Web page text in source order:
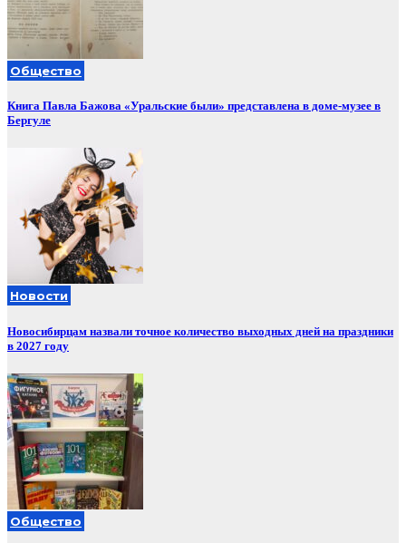
Общество
Книга Павла Бажова «Уральские были» представлена в доме-музее в
Бергуле
Новости
Новосибирцам назвали точное количество выходных дней на праздники
в 2027 году
Общество